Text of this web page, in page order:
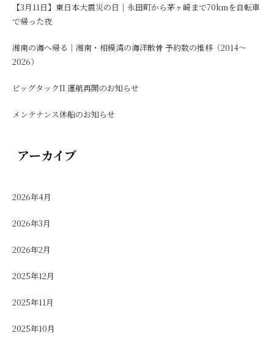
【3月11日】東日本大震災の日｜永田町から茅ヶ崎まで70kmを自転車
で帰った夜
湘南の海へ帰る｜湘南・相模湾の海洋散骨 予約数の推移（2014〜
2026）
ビッグタックII 運航再開のお知らせ
メンテナンス休船のお知らせ
アーカイブ
2026年4月
2026年3月
2026年2月
2025年12月
2025年11月
2025年10月